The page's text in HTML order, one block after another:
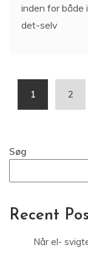
inden for både
det-selv
1 2
Søg
Recent
Når el-